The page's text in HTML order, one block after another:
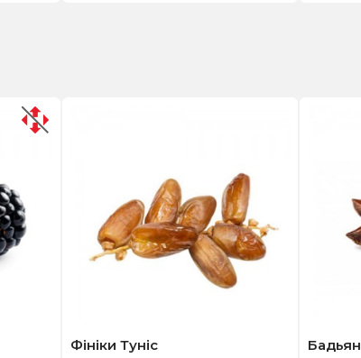
Фініки Туніс Бадьян